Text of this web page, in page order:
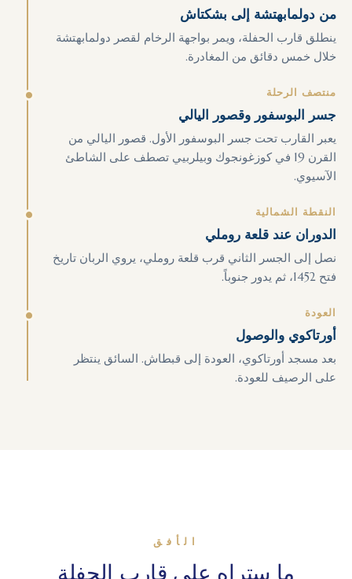
من دولمابهتشة إلى بشكتاش
ينطلق قارب الحفلة، ويمر بواجهة الرخام لقصر دولمابهتشة
خلال خمس دقائق من المغادرة.
منتصف الرحلة
جسر البوسفور وقصور اليالي
يعبر القارب تحت جسر البوسفور الأول. قصور اليالي من
القرن 19 في كوزغونجوك وبيلربيي تصطف على الشاطئ
الآسيوي.
النقطة الشمالية
الدوران عند قلعة روملي
نصل إلى الجسر الثاني قرب قلعة روملي، يروي الربان تاريخ
فتح 1452، ثم يدور جنوباً.
العودة
أورتاكوي والوصول
بعد مسجد أورتاكوي، العودة إلى قبطاش. السائق ينتظر
على الرصيف للعودة.
الأفق
ما ستراه على قارب الحفلة